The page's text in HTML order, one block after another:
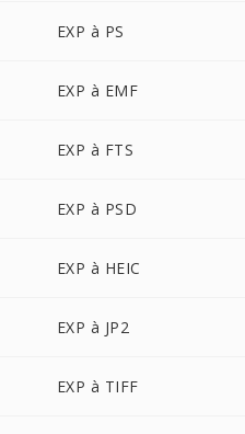
EXP à PS
EXP à EMF
EXP à FTS
EXP à PSD
EXP à HEIC
EXP à JP2
EXP à TIFF